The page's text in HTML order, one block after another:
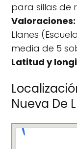
para sillas de
Valoraciones:
Llanes
media de 5
Latitud y
Nueva De